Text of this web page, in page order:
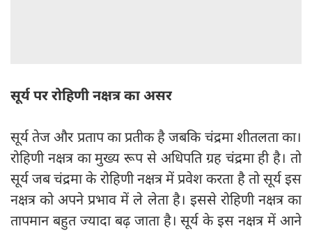
सूर्य पर रोहिणी नक्षत्र का असर
सूर्य तेज और प्रताप का प्रतीक है जबकि चंद्रमा शीतलता का।
रोहिणी नक्षत्र का मुख्य रूप से अधिपति ग्रह चंद्रमा ही है। तो
सूर्य जब चंद्रमा के रोहिणी नक्षत्र में प्रवेश करता है तो सूर्य इस
नक्षत्र को अपने प्रभाव में ले लेता है। इससे रोहिणी नक्षत्र का
तापमान बहुत ज्यादा बढ़ जाता है। सूर्य के इस नक्षत्र में आने